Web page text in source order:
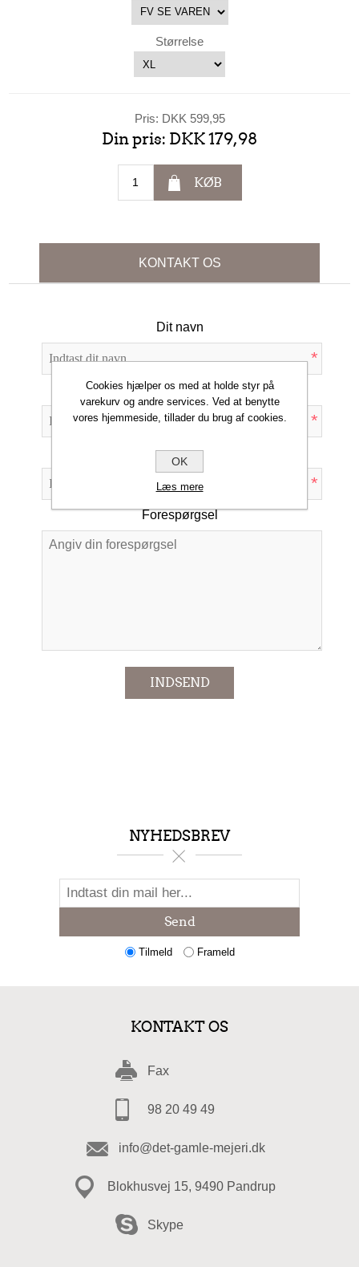
Størrelse
Pris: DKK 599,95
Din pris: DKK 179,98
KØB
KONTAKT OS
Dit navn
*
Din e-mail
*
Emne:
*
Forespørgsel
INDSEND
NYHEDSBREV
Send
Tilmeld Frameld
KONTAKT OS
Fax
98 20 49 49
info@det-gamle-mejeri.dk
Blokhusvej 15, 9490 Pandrup
Skype
Cookies hjælper os med at holde styr på
varekurv og andre services. Ved at benytte
vores hjemmeside, tillader du brug af cookies.
OK
Læs mere